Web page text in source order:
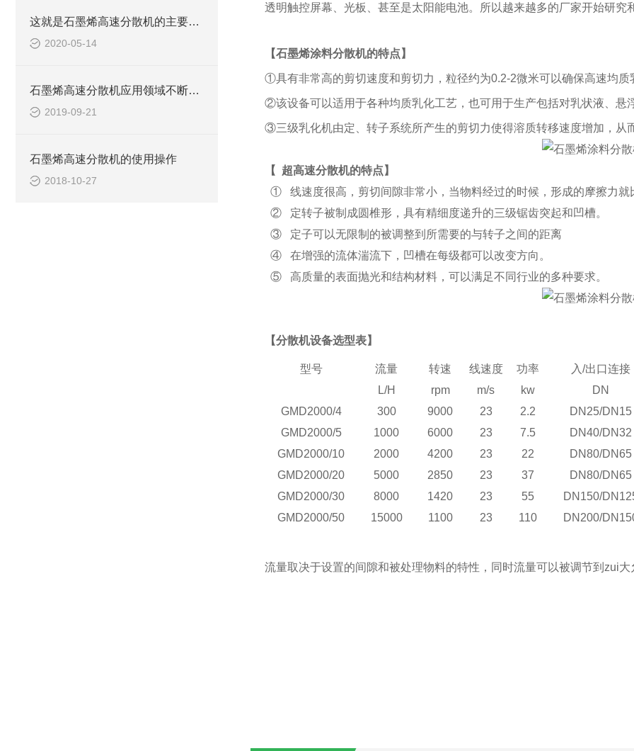
这就是石墨烯高速分散机的主要性能！
2020-05-14
石墨烯高速分散机应用领域不断扩大
2019-09-21
石墨烯高速分散机的使用操作
2018-10-27
透明触控屏幕、光板、甚至是太阳能电池。所以越来越多的厂家开始研究
【石墨烯涂料分散机的特点】
①具有非常高的剪切速度和剪切力，粒径约为0.2-2微米可以确保高速均质
②该设备可以适用于各种均质乳化工艺，也可用于生产包括对乳状液、悬
③三级乳化机由定、转子系统所产生的剪切力使得溶质转移速度增加，从
【 超高速分散机的特点 】
① 线速度很高，剪切间隙非常小，当物料经过的时候，形成的摩擦力就
② 定转子被制成圆椎形，具有精细度递升的三级锯齿突起和凹槽。
③ 定子可以无限制的被调整到所需要的与转子之间的距离
④ 在增强的流体湍流下，凹槽在每级都可以改变方向。
⑤ 高质量的表面抛光和结构材料，可以满足不同行业的多种要求。
【分散机设备选型表】
型号
流量
L/H
转速
rpm
线速度
m/s
功率
kw
入/出口连接
DN
GMD2000/4 300 9000 23 2.2
DN25/DN15
GMD2000/5 1000 6000 23 7.5
DN40/DN32
GMD2000/10 2000 4200 23 22
DN80/DN65
GMD2000/20 5000 2850 23 37
DN80/DN65
GMD2000/30 8000 1420 23 55
DN150/
GMD2000/50 15000 1100 23 110 DN200/
流量取决于设置的间隙和被处理物料的特性，同时流量可以被调节到zui大